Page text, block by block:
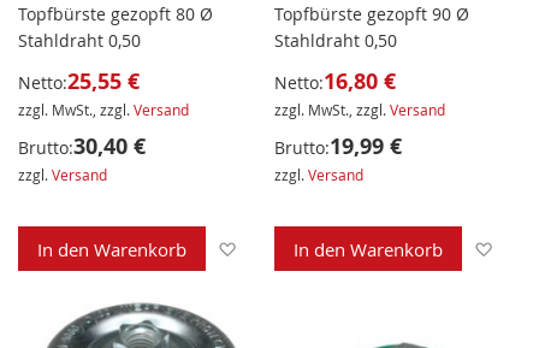
Topfbürste gezopft 80 Ø
Stahldraht 0,50
Netto:25,55 €
zzgl. MwSt., zzgl.Versand
Brutto:30,40 €
zzgl.Versand
In den Warenkorb Zur Wunschliste hinzufügen
Topfbürste gezopft 90 Ø
Stahldraht 0,50
Netto:16,80 €
zzgl. MwSt., zzgl.Versand
Brutto:19,99 €
zzgl.Versand
In den Warenkorb